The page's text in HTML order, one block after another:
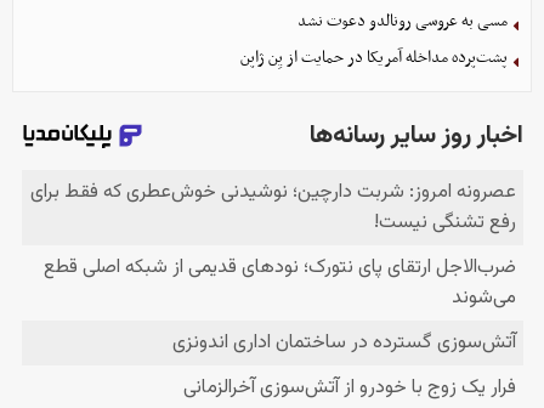
مسی به عروسی رونالدو دعوت نشد
پشت‌پرده مداخله آمریکا در حمایت از یِن ژاپن